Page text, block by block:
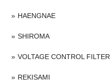
HAENGNAE
SHIROMA
VOLTAGE CONTROL FILTER
REKISAMI